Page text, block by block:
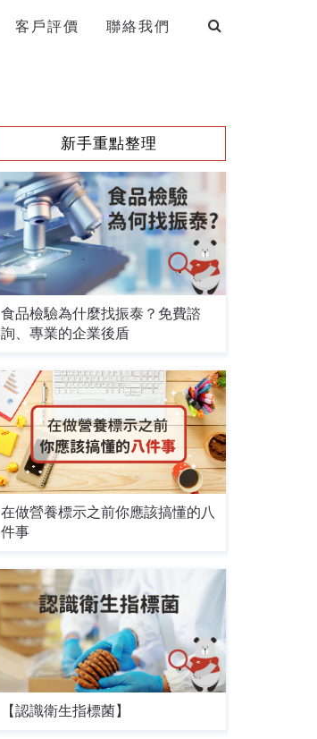
客戶評價 聯絡我們
新手重點整理
食品檢驗為什麼找振泰？免費諮
詢、專業的企業後盾
在做營養標示之前你應該搞懂的八
件事
【認識衛生指標菌】